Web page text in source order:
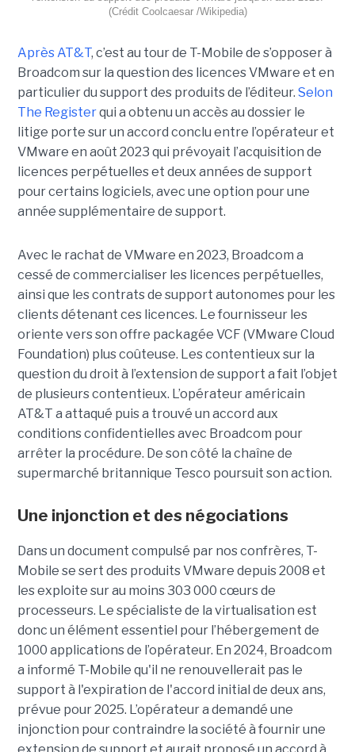
(Crédit Coolcaesar /Wikipedia)
Après AT&T, c’est au tour de T-Mobile de s’opposer à
Broadcom sur la question des licences VMware et en
particulier du support des produits de l’éditeur. Selon
The Registerqui a obtenu un accès au dossier le
litige porte sur un accord conclu entre l’opérateur et
VMware en août 2023 qui prévoyait l’acquisition de
licences perpétuelles et deux années de support
pour certains logiciels, avec une option pour une
année supplémentaire de support.
Avec le rachat de VMware en 2023, Broadcom a
cessé de commercialiser les licences perpétuelles,
ainsi que les contrats de support autonomes pour les
clients détenant ces licences. Le fournisseur les
oriente vers son offre packagée VCF (VMware Cloud
Foundation) plus coûteuse. Les contentieux sur la
question du droit à l’extension de support a fait l’objet
de plusieurs contentieux. L’opérateur américain
AT&T a attaqué puis a trouvé un accord aux
conditions confidentielles avec Broadcom pour
arrêter la procédure. De son côté la chaîne de
supermarché britannique Tesco poursuit son action.
Une injonction et des négociations
Dans un document compulsé par nos confrères, T-
Mobile se sert des produits VMware depuis 2008 et
les exploite sur au moins 303 000 cœurs de
processeurs. Le spécialiste de la virtualisation est
donc un élément essentiel pour l’hébergement de
1000 applications de l’opérateur. En 2024, Broadcom
a informé T-Mobile qu'il ne renouvellerait pas le
support à l'expiration de l'accord initial de deux ans,
prévue pour 2025. L’opérateur a demandé une
injonction pour contraindre la société à fournir une